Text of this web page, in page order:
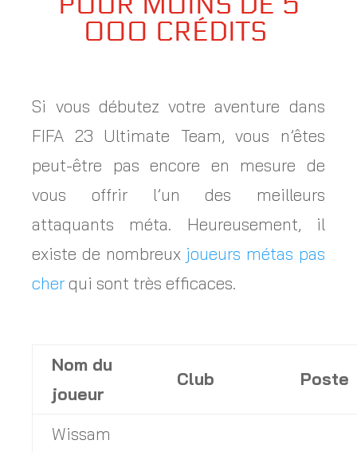
000 CRÉDITS
Si vous débutez votre aventure dans
FIFA 23 Ultimate Team, vous n’êtes
peut-être pas encore en mesure de
vous offrir l’un des meilleurs
attaquants méta. Heureusement, il
existe de nombreux joueurs métas pas
cher qui sont très efficaces.
Nom du
joueur
Club Poste
Wissam